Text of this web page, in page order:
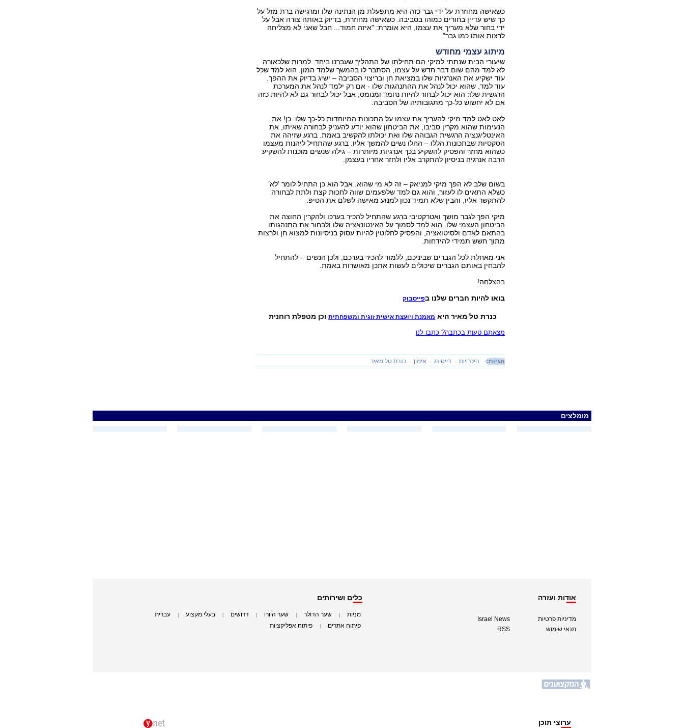
כשאישה מחוזרת על ידי גבר כזה היא מתפעלת מן הנתינה שלו ומרגישה ברת מזל על
כך שיש עדיין בחורים כמוהו בסביבה. כשאישה מחוזרת, בדיוק באותה צורה אבל על
ידי בחור שלא מעריך את עצמו, היא אומרת: "איזה חמוד... חבל שאני לא מצליחה
לרצות אותו כמו גבר".
מיתוג עצמי מחודש
שיעורי הבית שנתתי למיקי הם תחילתו של התהליך שעברנו ביחד. למרות שלכאורה
לא למד מהם שום דבר חדש על עצמו, הסתבר לו בהמשך שלמד המון. הוא למד שכל
עוד ישקיע את האנרגיות שלו במציאת חן ובריצוי הסביבה – ישיג בדיוק את ההפך.
עוד למד, שהוא יכול לנהל את ההתנהגות שלו - אם רק ילמד לנהל את המערכת
הרגשית שלו: הוא יכול לבחור להיות נחמד ומנומס, אבל יכול לבחור גם לא להיות כזה
אם לא יחשוש כל-כך מתגובותיה של הסביבה.
לאט לאט למד מיקי להעריך את עצמו על התכונות המיוחדות כל-כך שלו: כן! את
הנעימות שהוא מקרין סביבו, את הביטחון שהוא יודע להעניק לבחורה שאיתו, את
האינטליגנציה הרגשית הגבוהה שלו ואת יכולתו להקשיב באמת. ברגע שזיהה את
הסקסיות שבתכונות הללו – החלו נשים להמשך אליו. ברגע שהתחיל ליהנות מעצמו
כשהוא מחזר והפסיק להשקיע בכך אנרגיות מיותרות – גילה שנשים מוכנות להשקיע
הרבה אנרגיה בניסיון להתקרב אליו ולחזר אחריו בעצמן.
בשום שלב לא הפך מיקי למניאק – זה לא מי שהוא. אבל הוא כן התחיל לומר 'לא'
כשלא התאים לו לעזור, והוא גם למד שלפעמים שווה לחכות קצת ולתת לבחורה
להתקשר אליו, והבין שלא תמיד נכון למנוע מאישה לשלם את הטיפ.
מיקי הפך לגבר מושך ואטרקטיבי ברגע שהתחיל להכיר בערכו ולהקרין החוצה את
הביטחון העצמי שלו. הוא למד לסמוך על האינטונאציה שלו ולבחור את התנהגותו
בהתאם לאדם ולסיטואציה, והפסיק לחלוטין להיות עסוק בניסיונות למצוא חן ולרצות
מתוך חשש תמידי להידחות.
אני מאחלת לכל הגברים שביניכם, ללמוד להכיר בערכם, ולכן הנשים – להתחיל
להבחין באותם הגברים שיכולים לעשות אתכן מאושרות באמת.
בהצלחה!
בואו להיות חברים שלנו בפייסבוק
כנרת טל מאיר היא מאמנת ויועצת אישית זוגית ומשפחתיתוכן מטפלת רוחנית
מצאתם טעות בכתבה? כתבו לנו
תגיות: היכרויות דייטינג אימון כנרת טל מאיר
מומלצים
אודות ועזרה
מדיניות פרטיות
תנאי שימוש
Israel News
RSS
כלים ושירותים
מניות שער הדולר שער היורו דרושים בעלי מקצוע עברית
פיתוח אתרים פיתוח אפליקציות
ערוצי תוכן